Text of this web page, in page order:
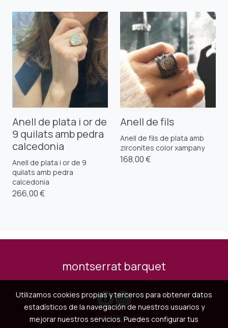
Anell de plata i or de
9 quilats amb pedra
calcedonia
Anell de plata i or de 9
quilats amb pedra
calcedonia
266,00 €
Anell de fils
Anell de fils de plata amb
zirconites color xampany
168,00 €
montserrat barquet
Aviso legal
Utilizamos cookies propias y terceros para obtener datos
estadísticos de la navegación de nuestros usuarios y
mejorar nuestros servicios. Puedes configurar tus